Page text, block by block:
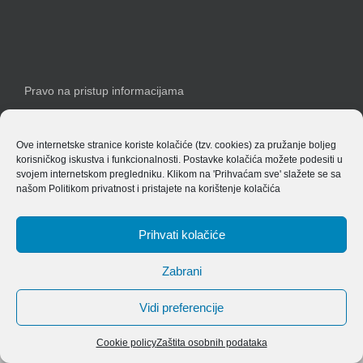
Ove internetske stranice koriste kolačiće (tzv. cookies) za pružanje boljeg
korisničkog iskustva i funkcionalnosti. Postavke kolačića možete podesiti u
svojem internetskom pregledniku. Klikom na 'Prihvaćam sve' slažete se sa
našom Politikom privatnosti pristajete na korištenje kolačića
Prihvati kolačiće
Zabrani
Vidi preferencije
Cookie policyZaštita osobnih podataka
Pravo na pristup informacijama
Copyright 2019 Agencija za sigurnost željezničkog prometa